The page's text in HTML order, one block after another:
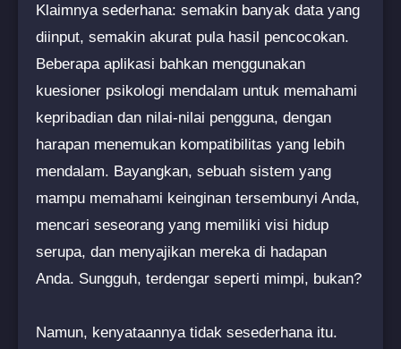
Klaimnya sederhana: semakin banyak data yang
diinput, semakin akurat pula hasil pencocokan.
Beberapa aplikasi bahkan menggunakan
kuesioner psikologi mendalam untuk memahami
kepribadian dan nilai-nilai pengguna, dengan
harapan menemukan kompatibilitas yang lebih
mendalam. Bayangkan, sebuah sistem yang
mampu memahami keinginan tersembunyi Anda,
mencari seseorang yang memiliki visi hidup
serupa, dan menyajikan mereka di hadapan
Anda. Sungguh, terdengar seperti mimpi, bukan?
Namun, kenyataannya tidak sesederhana itu.